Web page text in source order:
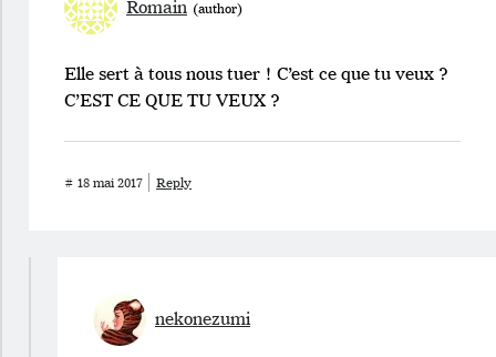
Romain
Elle sert à tous nous tuer ! C’est ce que tu veux ?
C’EST CE QUE TU VEUX ?
# 18 mai 2017 Reply
nekonezumi